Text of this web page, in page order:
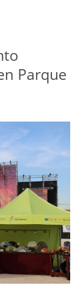
Parque